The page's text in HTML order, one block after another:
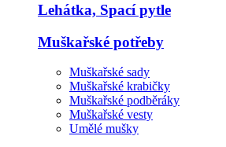
Lehátka, Spací pytle
Muškařské potřeby
Muškařské sady
Muškařské krabičky
Muškařské podběráky
Muškařské vesty
Umělé mušky